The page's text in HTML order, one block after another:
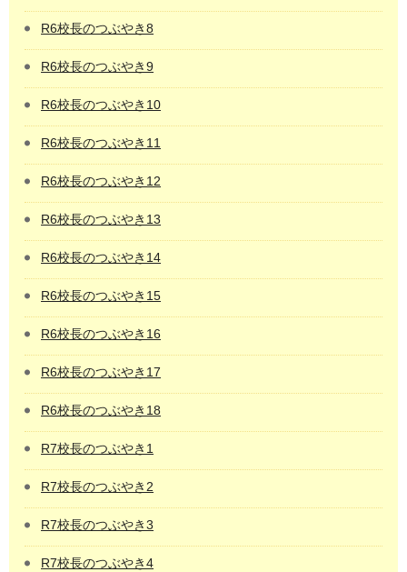
R6校長のつぶやき8
R6校長のつぶやき9
R6校長のつぶやき10
R6校長のつぶやき11
R6校長のつぶやき12
R6校長のつぶやき13
R6校長のつぶやき14
R6校長のつぶやき15
R6校長のつぶやき16
R6校長のつぶやき17
R6校長のつぶやき18
R7校長のつぶやき1
R7校長のつぶやき2
R7校長のつぶやき3
R7校長のつぶやき4